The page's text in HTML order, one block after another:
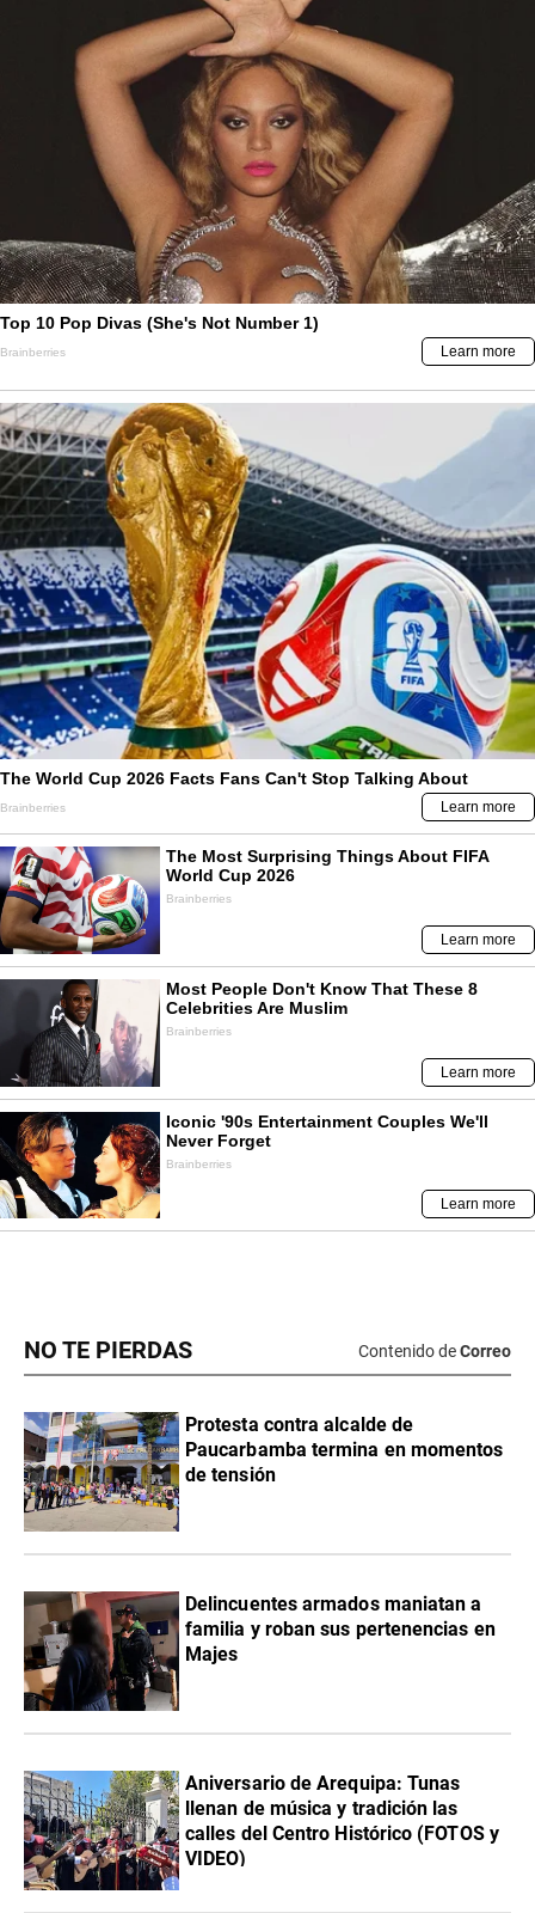
NO TE PIERDAS Contenido deCorreo
Protesta contra alcalde de
Paucarbamba termina en momentos
de tensión
Delincuentes armados maniatan a
familia y roban sus pertenencias en
Majes
Aniversario de Arequipa: Tunas
llenan de música y tradición las
calles del Centro Histórico (FOTOS y
VIDEO)